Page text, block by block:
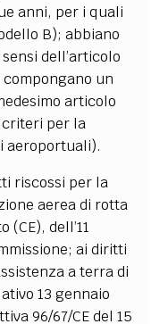
anni, per i quali
B); abbiano
dell’articolo
compongano un
articolo
criteri per la
aeroportuali).
riscossi per la
aerea di rotta
dell’11
ai diritti
a terra di
13 gennaio
96/67/CE del 15